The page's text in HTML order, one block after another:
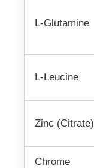
L-Glutamine
L-Leucine
Zinc (Citrate)
Chrome